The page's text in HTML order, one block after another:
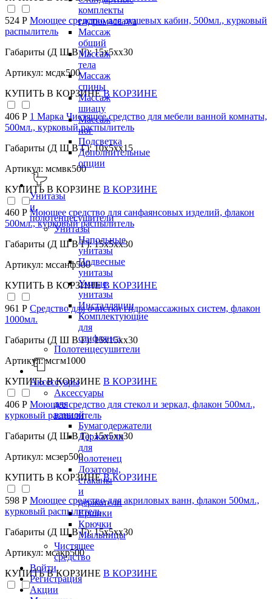
комплекты
гидромассажа
Массаж
общий
Массаж
тела
Массаж
спины
Массаж
шиацу
Массаж
ног
Подсветка
Дополнительные
опции
Унитазы
и
полотенцесушители
Унитазы
Напольные
унитазы
Подвесные
унитазы
Умные
унитазы
Инсталляции
Комплектующие
для
санфаянса
Полотенцесушители
Аксессуары
Аксессуары
для
ванной
Бумагодержатели
Держатели
для
полотенец
Дозаторы,
стаканы
и
держатели
Ершики
Крючки
Мыльницы
Чистящее
средство
Войти
Регистрация
Акции
524 Р Моющее средство для душевых кабин, 500мл., курковый
распылитель
Габариты (Д Ш В Г): 15x5xx30
Артикул: мсдк500
КУПИТЬ В КОРЗИНЕ В КОРЗИНЕ
406 Р 1 Марка Чистящее средство для мебели ванной комнаты,
500мл., курковый распылитель
Габариты (Д Ш В Г): 10x5xx15
Артикул: мсмвк500
КУПИТЬ В КОРЗИНЕ В КОРЗИНЕ
460 Р Моющее средство для санфаянсовых изделий, флакон
500мл., курковый распылитель
Габариты (Д Ш В Г): 15x5xx30
Артикул: мссанф500
КУПИТЬ В КОРЗИНЕ В КОРЗИНЕ
961 Р Средство для очистки гидромассажных систем, флакон
1000мл.
Габариты (Д Ш В Г): 15x15xx30
Артикул: мсгм1000
КУПИТЬ В КОРЗИНЕ В КОРЗИНЕ
406 Р Моющее средство для стекол и зеркал, флакон 500мл.,
курковый распылитель
Габариты (Д Ш В Г): 15x5xx30
Артикул: мсзер500
КУПИТЬ В КОРЗИНЕ В КОРЗИНЕ
598 Р Моющее средство для акриловых ванн, флакон 500мл.,
курковый распылитель
Габариты (Д Ш В Г): 15x5xx30
Артикул: мсакр500
КУПИТЬ В КОРЗИНЕ В КОРЗИНЕ